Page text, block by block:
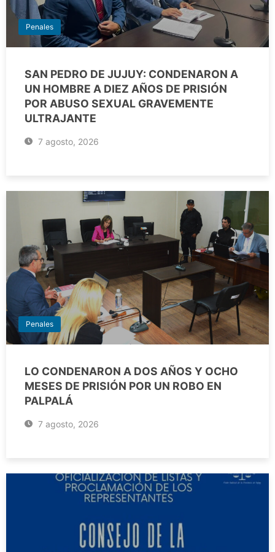
Penales
SAN PEDRO DE JUJUY: CONDENARON A
UN HOMBRE A DIEZ AÑOS DE PRISIÓN
POR ABUSO SEXUAL GRAVEMENTE
ULTRAJANTE
7 agosto, 2026
Penales
LO CONDENARON A DOS AÑOS Y OCHO
MESES DE PRISIÓN POR UN ROBO EN
PALPALÁ
7 agosto, 2026